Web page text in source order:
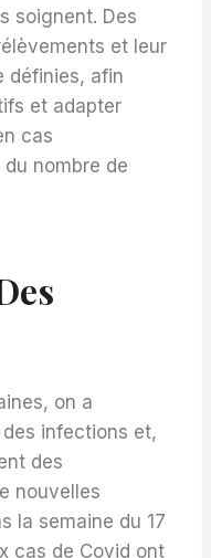
soignent. Des
et leur
définies, afin
et adapter
cas
nombre de
on a
infections et,
des
nouvelles
la semaine du 17
cas de Covid ont